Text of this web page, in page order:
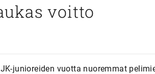
voitto
junioreiden vuotta nuoremmat